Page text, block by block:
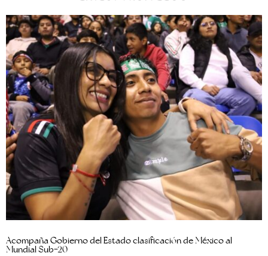
Acompaña Gobierno del Estado clasificación de México al
Mundial Sub-20